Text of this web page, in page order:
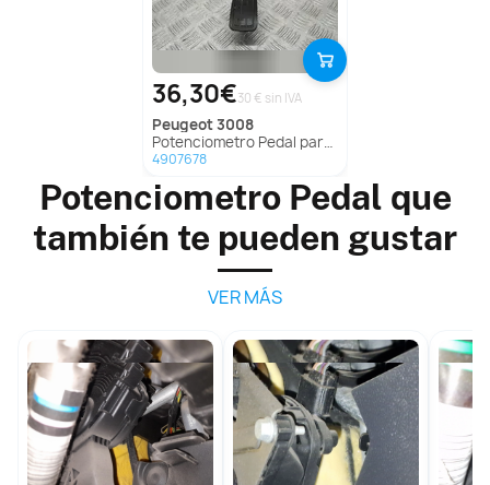
36,30€30 € sin IVA
peugeot3008
Potenciometro Pedal para Peugeot 3008
4907678
Potenciometro Pedal que
también te pueden gustar
VER MÁS